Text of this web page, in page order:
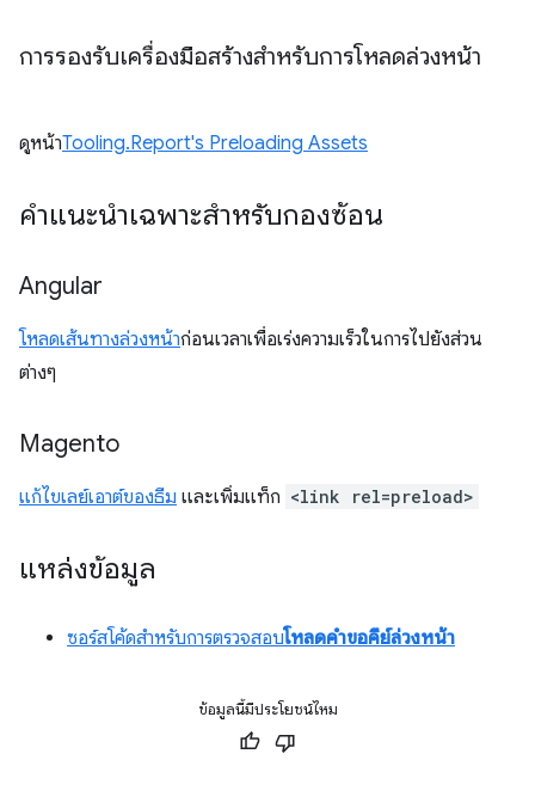
การรองรับเครื่องมือสร้างสำหรับการโหลดล่วงหน้า
ดูหน้าTooling.Report's Preloading Assets
คำแนะนำเฉพาะสำหรับกองซ้อน
Angular
โหลดเส้นทางล่วงหน้าก่อนเวลาเพื่อเร่งความเร็วในการไปยังส่วน
ต่างๆ
Magento
แก้ไขเลย์เอาต์ของธีม และเพิ่มแท็ก <link rel=preload>
แหล่งข้อมูล
ซอร์สโค้ดสำหรับการตรวจสอบโหลดคำขอคีย์ล่วงหน้า
ข้อมูลนี้มีประโยชน์ไหม